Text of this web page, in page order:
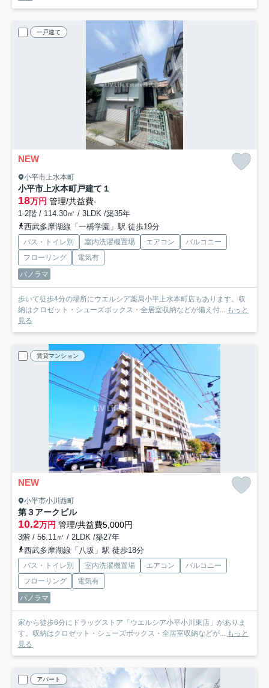
一戸建て
NEW
小平市上水本町
小平市上水本町戸建て１
18万円 管理/共益費-
1-2階 / 114.30㎡ / 3LDK /築35年
西武多摩湖線「一橋学園」駅 徒歩19分
バス・トイレ別 室内洗濯機置場 エアコン
バルコニー
フローリング
電気有
パノラマ
歩いて徒歩4分の場所にウエルシア薬局小平上水本町店もあります。収
納はクロゼット・シューズボックス・全居室収納などが備え付... もっと
見る
賃貸マンション
NEW
小平市小川西町
第３アークビル
10.2万円 管理/共益費5,000円
3階 / 56.11㎡ / 2LDK /築27年
西武多摩湖線「八坂」駅 徒歩18分
バス・トイレ別 室内洗濯機置場 エアコン
バルコニー
フローリング
電気有
パノラマ
家から徒歩6分にドラッグストア「ウエルシア小平小川東店」がありま
す。収納はクロゼット・シューズボックス・全居室収納などが... もっと
見る
アパート